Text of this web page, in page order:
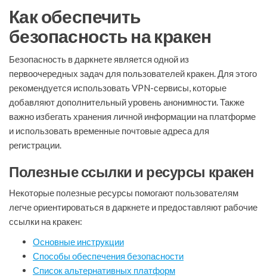
Как обеспечить
безопасность на кракен
Безопасность в даркнете является одной из
первоочередных задач для пользователей кракен. Для этого
рекомендуется использовать VPN-сервисы, которые
добавляют дополнительный уровень анонимности. Также
важно избегать хранения личной информации на платформе
и использовать временные почтовые адреса для
регистрации.
Полезные ссылки и ресурсы кракен
Некоторые полезные ресурсы помогают пользователям
легче ориентироваться в даркнете и предоставляют рабочие
ссылки на кракен:
Основные инструкции
Способы обеспечения безопасности
Список альтернативных платформ